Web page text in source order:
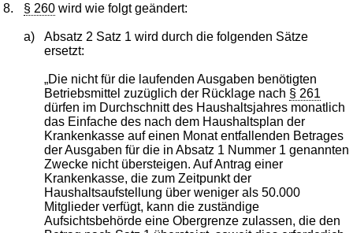
8. § 260 wird wie folgt geändert:
a)
Absatz 2 Satz 1 wird durch die folgenden Sätze
ersetzt:
„Die nicht für die laufenden Ausgaben benötigten
Betriebsmittel zuzüglich der Rücklage nach § 261
dürfen im Durchschnitt des Haushaltsjahres monatlich
das Einfache des nach dem Haushaltsplan der
Krankenkasse auf einen Monat entfallenden Betrages
der Ausgaben für die in Absatz 1 Nummer 1 genannten
Zwecke nicht übersteigen. Auf Antrag einer
Krankenkasse, die zum Zeitpunkt der
Haushaltsaufstellung über weniger als 50.000
Mitglieder verfügt, kann die zuständige
Aufsichtsbehörde eine Obergrenze zulassen, die den